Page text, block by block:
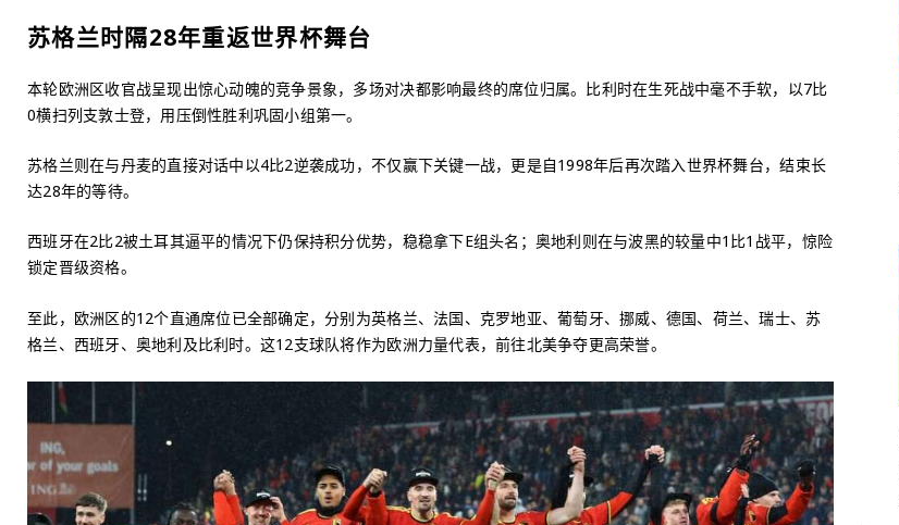
苏格兰时隔28年重返世界杯舞台
本轮欧洲区收官战呈现出惊心动魄的竞争景象，多场对决都影响最终的席位归属。比利时在生死战中毫不手软，以7比
0横扫列支敦士登，用压倒性胜利巩固小组第一。
苏格兰则在与丹麦的直接对话中以4比2逆袭成功，不仅赢下关键一战，更是自1998年后再次踏入世界杯舞台，结束长
达28年的等待。
西班牙在2比2被土耳其逼平的情况下仍保持积分优势，稳稳拿下E组头名；奥地利则在与波黑的较量中1比1战平，惊险
锁定晋级资格。
至此，欧洲区的12个直通席位已全部确定，分别为英格兰、法国、克罗地亚、葡萄牙、挪威、德国、荷兰、瑞士、苏
格兰、西班牙、奥地利及比利时。这12支球队将作为欧洲力量代表，前往北美争夺更高荣誉。